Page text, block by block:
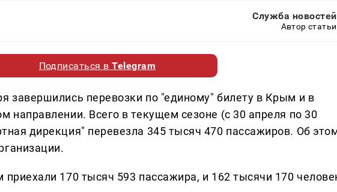
Служба новостей
Автор статьи
Подписаться вTelegram
завершились перевозки по "единому" билету в Крым и в
направлении. Всего в текущем сезоне (с 30 апреля по 30
дирекция" перевезла 345 тысяч 470 пассажиров. Об
170 тысяч 593 пассажира, и 162 тысячи 170